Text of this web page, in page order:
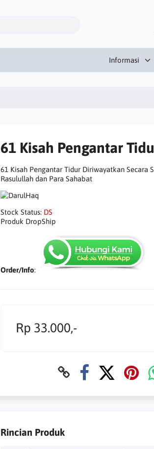
Informasi
61 Kisah Pengantar
61 Kisah Pengantar Tidur Diriwayatkan Secara
Rasulullah dan Para Sahabat
Stock Status: DS
Produk DropShip
Order/Info:
Rp 33.000,-
Rincian Produk